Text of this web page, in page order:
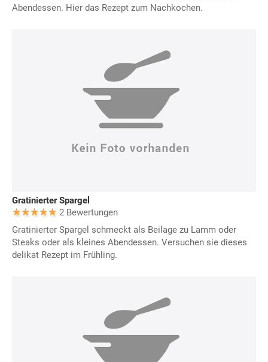
Abendessen. Hier das Rezept zum Nachkochen.
Gratinierter Spargel
2 Bewertungen
Gratinierter Spargel schmeckt als Beilage zu Lamm oder
Steaks oder als kleines Abendessen. Versuchen sie dieses
delikat Rezept im Frühling.